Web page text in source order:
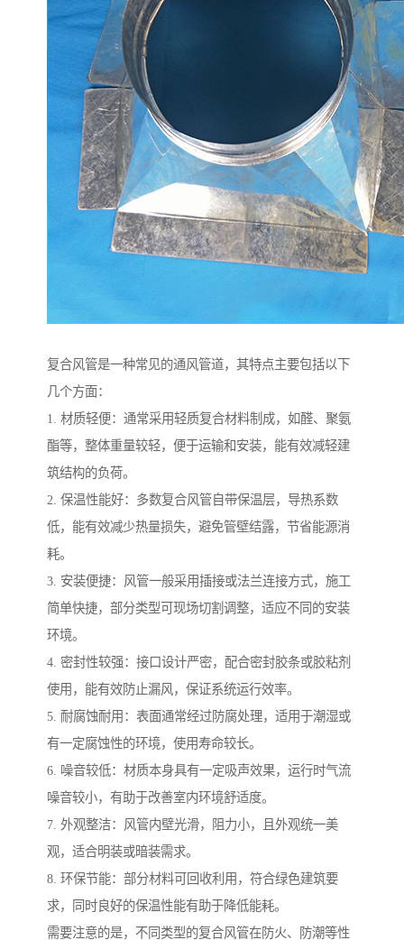
复合风管是一种常见的通风管道，其特点主要包括以下
几个方面：
1. 材质轻便：通常采用轻质复合材料制成，如醛、聚氨
酯等，整体重量较轻，便于运输和安装，能有效减轻建
筑结构的负荷。
2. 保温性能好：多数复合风管自带保温层，导热系数
低，能有效减少热量损失，避免管壁结露，节省能源消
耗。
3. 安装便捷：风管一般采用插接或法兰连接方式，施工
简单快捷，部分类型可现场切割调整，适应不同的安装
环境。
4. 密封性较强：接口设计严密，配合密封胶条或胶粘剂
使用，能有效防止漏风，保证系统运行效率。
5. 耐腐蚀耐用：表面通常经过防腐处理，适用于潮湿或
有一定腐蚀性的环境，使用寿命较长。
6. 噪音较低：材质本身具有一定吸声效果，运行时气流
噪音较小，有助于改善室内环境舒适度。
7. 外观整洁：风管内壁光滑，阻力小，且外观统一美
观，适合明装或暗装需求。
8. 环保节能：部分材料可回收利用，符合绿色建筑要
求，同时良好的保温性能有助于降低能耗。
需要注意的是，不同类型的复合风管在防火、防潮等性